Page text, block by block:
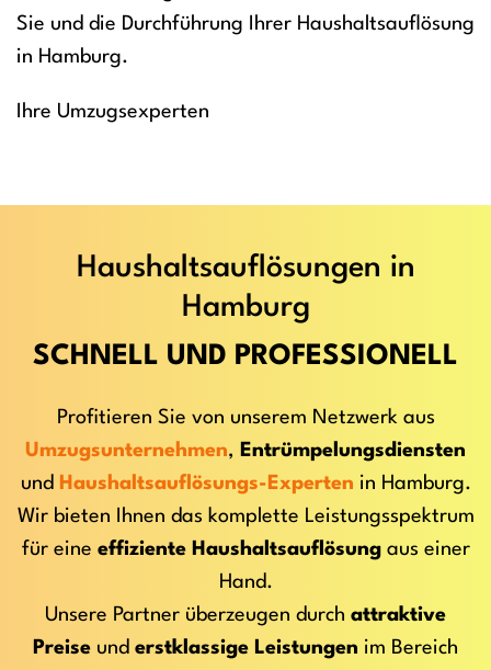
Sie und die Durchführung Ihrer Haushaltsauflösung
in Hamburg.
Ihre Umzugsexperten
Haushaltsauflösungen in
Hamburg
SCHNELL UND PROFESSIONELL
Profitieren Sie von unserem Netzwerk aus
Umzugsunternehmen, Entrümpelungsdiensten
und
Haushaltsauflösungs-Experten in Hamburg.
Wir bieten Ihnen das komplette Leistungsspektrum
für eine effiziente Haushaltsauflösungaus einer
Hand.
Unsere Partner überzeugen durch attraktive
Preise und erstklassige Leistungen im Bereich